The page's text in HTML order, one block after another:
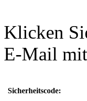
Klicken
E-Mail
Sicherheitscode: